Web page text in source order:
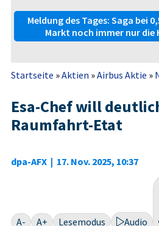
Meldung des Tages: Saga bei
Markt noch immer nur die
Startseite »Aktien »Airbus Aktie »
Esa-Chef will
Raumfahrt-Etat
dpa-AFX | 17. Nov. 2025, 10:37
A- A+ Lesemodus Audio